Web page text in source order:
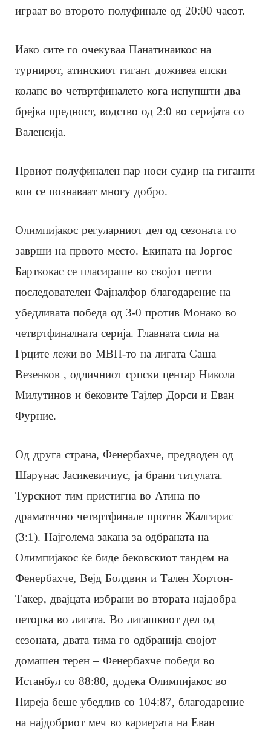
играат во второто полуфинале од 20:00 часот.
Иако сите го очекуваа Панатинаикос на
турнирот, атинскиот гигант доживеа епски
колапс во четвртфиналето кога испупшти два
брејка предност, водство од 2:0 во серијата со
Валенсија.
Првиот полуфинален пар носи судир на гиганти
кои се познаваат многу добро.
Олимпијакос регуларниот дел од сезоната го
заврши на првото место. Екипата на Јоргос
Барткокас се пласираше во својот петти
последователен Фајналфор благодарение на
убедливата победа од 3-0 против Монако во
четвртфиналната серија. Главната сила на
Грците лежи во МВП-то на лигата Саша
Везенков , одличниот српски центар Никола
Милутинов и бековите Тајлер Дорси и Еван
Фурние.
Од друга страна, Фенербахче, предводен од
Шарунас Јасикевичиус, ја брани титулата.
Турскиот тим пристигна во Атина по
драматично четвртфинале против Жалгирис
(3:1). Најголема закана за одбраната на
Олимпијакос ќе биде бековскиот тандем на
Фенербахче, Вејд Болдвин и Тален Хортон-
Такер, двајцата избрани во втората најдобра
петорка во лигата. Во лигашкиот дел од
сезоната, двата тима го одбранија својот
домашен терен – Фенербахче победи во
Истанбул со 88:80, додека Олимпијакос во
Пиреја беше убедлив со 104:87, благодарение
на најдобриот меч во кариерата на Еван